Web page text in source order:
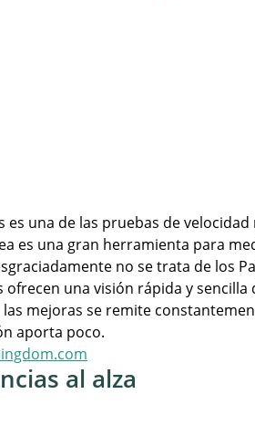
es una de las pruebas de
es una gran herramienta para
no se trata de los
ofrecen una visión rápida y sencilla
mejoras se remite
aporta poco.
al alza